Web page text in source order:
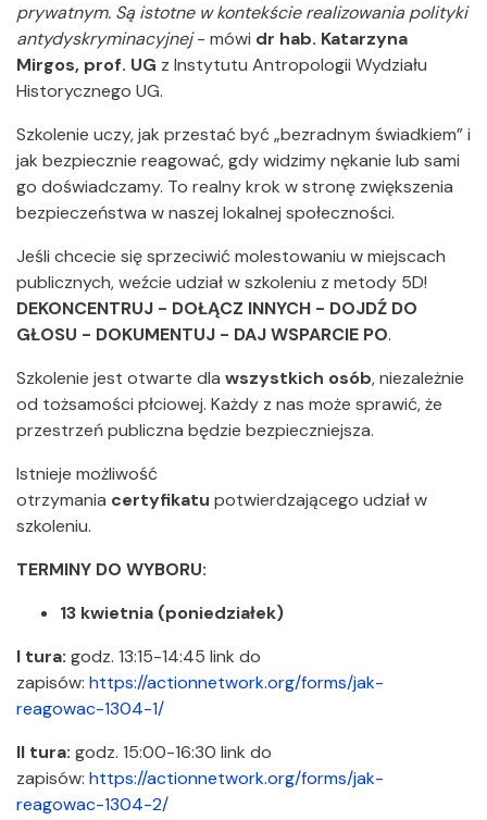
prywatnym. Są istotne w kontekście realizowania polityki
antydyskryminacyjnej- mówi dr hab. Katarzyna
Mirgos, prof. UG z Instytutu Antropologii Wydziału
Historycznego UG.
Szkolenie uczy, jak przestać być „bezradnym świadkiem” i
jak bezpiecznie reagować, gdy widzimy nękanie lub sami
go doświadczamy. To realny krok w stronę zwiększenia
bezpieczeństwa w naszej lokalnej społeczności.
Jeśli chcecie się sprzeciwić molestowaniu w miejscach
publicznych, weźcie udział w szkoleniu z metody 5D!
DEKONCENTRUJ - DOŁĄCZ INNYCH - DOJDŹ DO
GŁOSU - DOKUMENTUJ - DAJ WSPARCIE PO.
Szkolenie jest otwarte dla wszystkich osób, niezależnie
od tożsamości płciowej. Każdy z nas może sprawić, że
przestrzeń publiczna będzie bezpieczniejsza.
Istnieje możliwość
otrzymania certyfikatu potwierdzającego udział w
szkoleniu.
TERMINY DO WYBORU:
13 kwietnia (poniedziałek)
I tura: godz. 13:15-14:45 link do
zapisów: https://actionnetwork.org/forms/jak-
reagowac-1304-1/
II tura: godz. 15:00-16:30 link do
zapisów: https://actionnetwork.org/forms/jak-
reagowac-1304-2/